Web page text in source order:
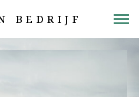
BEDRIJF